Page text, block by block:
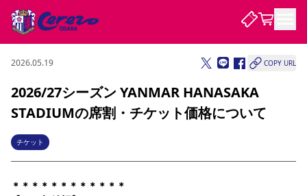
試合・チーム
試合について
試合日程 / 結果
チームについて
選手・スタッフ スケジュール
観戦する
チケット
チケット情報 販売スケジュール
クラブを知る
2026.05.19 COPY URL
2026/27シーズン YANMAR HANASAKA
STADIUMの席割・チケット価格について
チケット
＊＊＊＊＊＊＊＊＊＊＊＊